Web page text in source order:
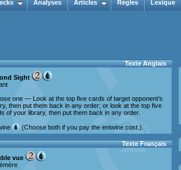
Analyses Articles Règles Lexique
Texte Anglais
Sight
one — Look at the top five cards of target opponent’s
then put them back in any order; or look at the top five
of your library, then put them back in any order.
(Choose both if you pay the entwine cost.).
Texte Français
vue